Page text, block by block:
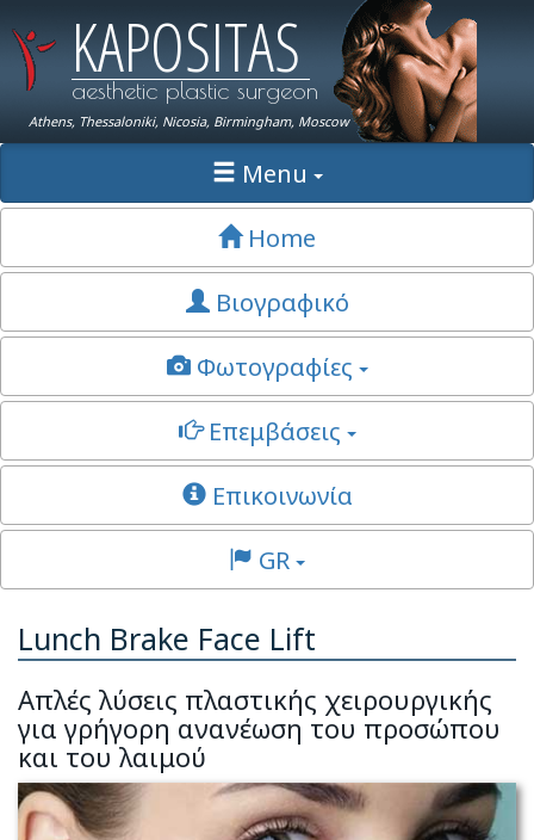
KAPOSITAS
aesthetic plastic surgeon
Athens, Thessaloniki, Nicosia, Birmingham, Moscow
Menu
Home
Βιογραφικό
Φωτογραφίες
Επεμβάσεις
Επικοινωνία
GR
Lunch Brake Face Lift
Απλές λύσεις πλαστικής χειρουργικής
για γρήγορη ανανέωση του προσώπου
και του λαιμού